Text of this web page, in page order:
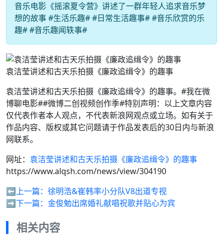
音乐电影《摇滚夏令营》讲述了一群年轻人追求音乐梦
想的故事 #生活乐趣# #日常生活趣事# #音乐欣赏的乐
趣# #音乐趣闻轶事#
袁洁莹讲述和古天乐拍摄《廉政追缉令》的趣事
袁洁莹讲述和古天乐拍摄《廉政追缉令》的趣事。#我在微
博聊电影##微博二创视频创作季#特别声明：以上文章内容
仅代表作者本人观点，不代表新浪网观点或立场。如有关于
作品内容、版权或其它问题请于作品发表后的30日内与新浪
网联系。
网址： 袁洁莹讲述和古天乐拍摄《廉政追缉令》的趣事
https://www.alqsh.com/news/view/304190
⬅️上一篇： 徐明浩&崔韩率小分队V8出道专视
➡️下一篇： 金俊勉出席婚礼献唱祝歌并贴心为宾
相关内容